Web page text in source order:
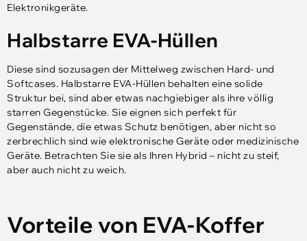
Elektronikgeräte.
Halbstarre EVA-Hüllen
Diese sind sozusagen der Mittelweg zwischen Hard- und
Softcases. Halbstarre EVA-Hüllen behalten eine solide
Struktur bei, sind aber etwas nachgiebiger als ihre völlig
starren Gegenstücke. Sie eignen sich perfekt für
Gegenstände, die etwas Schutz benötigen, aber nicht so
zerbrechlich sind wie elektronische Geräte oder medizinische
Geräte. Betrachten Sie sie als Ihren Hybrid – nicht zu steif,
aber auch nicht zu weich.
Vorteile von EVA-Koffer